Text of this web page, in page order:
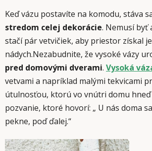
Keď vázu postavíte na komodu, stáva
stredom celej dekorácie. Nemusí byť
stačí pár vetvičiek, aby priestor získal
nádych.Nezabudnite, že vysoké vázy
pred domovými dverami. Vysoká
vetvami a napríklad malými tekvicami
útulnosťou, ktorú vo vnútri domu hneď
pozvanie, ktoré hovorí: „ U nás doma
pekne, poď ďalej.“